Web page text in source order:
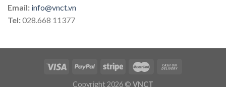
Email: info@vnct.vn
Tel:028.668 11377
Copyright 2026 © VNCT